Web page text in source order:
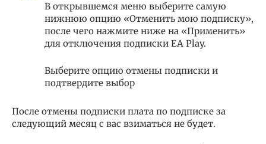
В открывшемся меню выберите самую
нижнюю опцию «Отменить мою подписку»,
после чего нажмите ниже на «Применить»
для отключения подписки EA Play.
Выберите опцию отмены подписки и
подтвердите выбор
После отмены подписки плата по подписке за
следующий месяц с вас взиматься не будет.